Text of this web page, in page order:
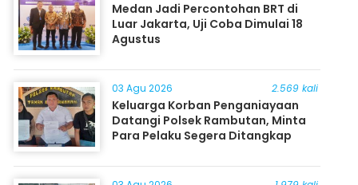
Medan Jadi Percontohan BRT di
Luar Jakarta, Uji Coba Dimulai 18
Agustus
03 Agu 2026 2.569 kali
Keluarga Korban Penganiayaan
Datangi Polsek Rambutan, Minta
Para Pelaku Segera Ditangkap